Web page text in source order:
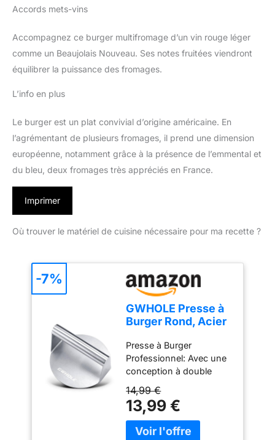
Accords mets-vins
Accompagnez ce burger multifromage d’un vin rouge léger
comme un Beaujolais Nouveau. Ses notes fruitées viendront
équilibrer la puissance des fromages.
L’info en plus
Le burger est un plat convivial d’origine américaine. En
l’agrémentant de plusieurs fromages, il prend une dimension
européenne, notamment grâce à la présence de l’emmental et
du bleu, deux fromages très appréciés en France.
Imprimer
Où trouver le matériel de cuisine nécessaire pour ma recette ?
GWHOLE Presse à
Burger Rond, Acier
Antiadhésive pour
Barbecue
Presse à Burger
Professionnel: Avec une
conception à double
surface est plus grande
et le poids est
suffisamment important
pour que les aliments
14,99 €
13,99 €
-7%